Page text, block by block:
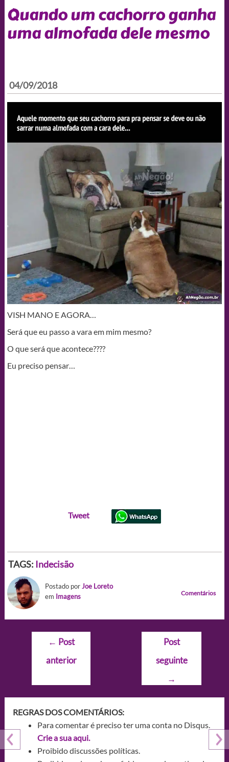
Quando um cachorro ganha
uma almofada dele mesmo
04/09/2018
VISH MANO E AGORA…
Será que eu passo a vara em mim mesmo?
O que será que acontece????
Eu preciso pensar…
Tweet
TAGS: Indecisão
Postado porJoe Loreto
em Imagens Comentários
Navegação
Post
← Post
anterior
Post
seguinte
→
REGRAS DOS COMENTÁRIOS:
Para comentar é preciso ter uma conta no Disqus.
Crie a sua aqui.
Proibido discussões políticas.